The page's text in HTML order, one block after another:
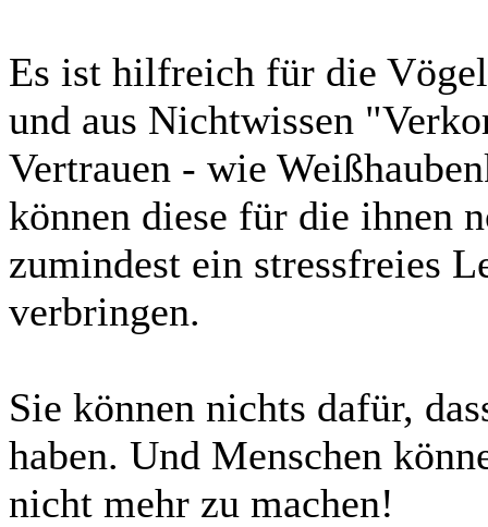
Es ist hilfreich für die
und aus Nichtwissen
Vertrauen - wie
können diese für die ihnen
zumindest ein stressfreies
verbringen.
Sie können nichts dafür,
haben. Und Menschen
nicht mehr zu machen!